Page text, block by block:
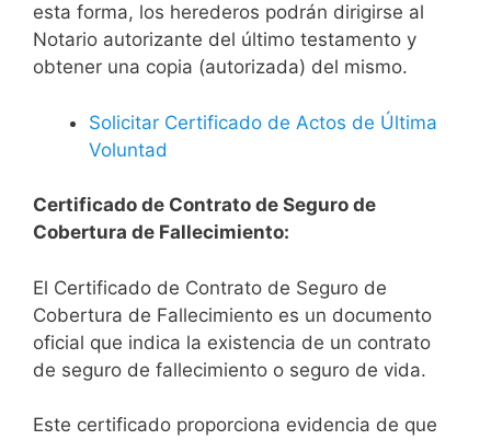
esta forma, los herederos podrán dirigirse al
Notario autorizante del último testamento y
obtener una copia (autorizada) del mismo.
Solicitar Certificado de Actos de Última
Voluntad
Certificado de Contrato de Seguro de
Cobertura de Fallecimiento:
El Certificado de Contrato de Seguro de
Cobertura de Fallecimiento es un documento
oficial que indica la existencia de un contrato
de seguro de fallecimiento o seguro de vida.
Este certificado proporciona evidencia de que